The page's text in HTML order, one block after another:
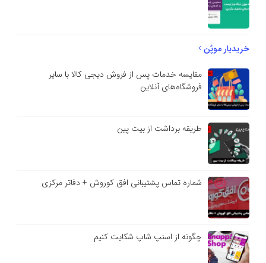
خریدیار موپُن
مقایسه خدمات پس از فروش دیجی کالا با سایر
فروشگاه‌های آنلاین
طریقه برداشت از بیت پین
شماره تماس پشتیبانی افق کوروش + دفاتر مرکزی
چگونه از اسنپ شاپ شکایت کنیم